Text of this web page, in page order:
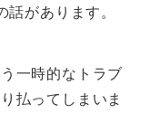
があります。
一時的なトラブ
払ってしまいま